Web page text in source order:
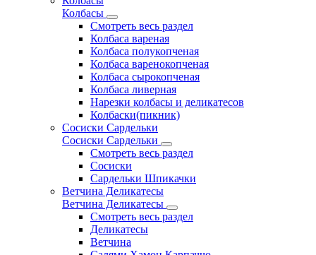
Колбасы
Смотреть весь раздел
Колбаса вареная
Колбаса полукопченая
Колбаса варенокопченая
Колбаса сырокопченая
Колбаса ливерная
Нарезки колбасы и деликатесов
Колбаски(пикник)
Сосиски Сардельки
Сосиски Сардельки
Смотреть весь раздел
Сосиски
Сардельки Шпикачки
Ветчина Деликатесы
Ветчина Деликатесы
Смотреть весь раздел
Деликатесы
Ветчина